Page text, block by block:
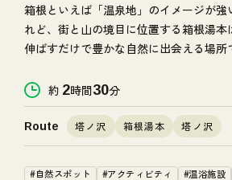
箱根といえば「温泉地」のイメージが強
れど、街と山の境目に位置する箱根湯本
伸ばすだけで豊かな自然に出会える場所
ような景色が待っていた。
約 2時間30分
Route 塔ノ沢 箱根湯本 塔ノ沢
#自然スポット #アクティビティ #温浴施設